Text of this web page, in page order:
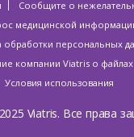
Сообщите о
медицинской
обработки персональных
компании Viatris о
Условия использования
Viatris. Все права